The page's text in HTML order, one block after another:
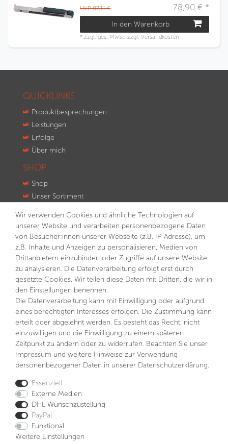
UVP 87,11 €
78,90 € *
In den Warenkorb
*zzgl. ges. MwSt. zzgl.Versandkosten
QUICKLINKS
Produktbesprechungen
Leistungen
Erfolge
Über mich
SHOP
Shop
Unser Sortiment
Kontakt
NEWSLETTER
VORNAME NACHNAME
Hiermit bestätige ich, dass ich die Daten­schutz­erklärung
gelesen habe. Meine Einwilligung kann ich jederzeit
widerrufen.**
Abonnieren
** Hierbei handelt es sich um ein Pflichtfeld.
Impressum
Wir verwenden Cookies und ähnliche Technologien auf
unserer Website und verarbeiten personenbezogene Daten
von Besucher:innen unserer Webseite (z.B. IP-Adresse), um
z.B. Inhalte und Anzeigen zu personalisieren, Medien von
Drittanbietern einzubinden oder Zugriffe auf unsere Website
zu analysieren. Die Datenverarbeitung erfolgt erst durch
gesetzte Cookies. Wir teilen diese Daten mit Dritten, die wir in
den Einstellungen benennen.
Die Datenverarbeitung kann mit Einwilligung oder aufgrund
eines berechtigten Interesses erfolgen. Die Zustimmung kann
erteilt oder abgelehnt werden. Es besteht das Recht, nicht
einzuwilligen und die Einwilligung zu einem späteren
Zeitpunkt zu ändern oder zu widerrufen. Beachten Sie unser
Impressum und weitere Hinweise zur Verwendung
personenbezogener Daten in unserer Daten­schutz­erklärung.
Essenziell
Externe Medien
DHL Wunschzustellung
PayPal
Funktional
Weitere Einstellungen